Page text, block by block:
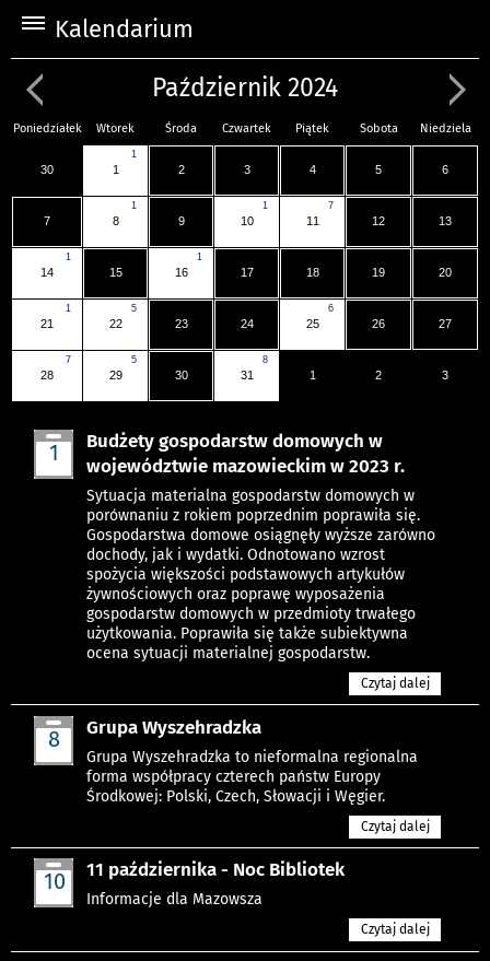
Kalendarium
Październik 2024
Poniedziałek Wtorek Środa Czwartek Piątek Sobota Niedziela
30
1
1 2 3 4 5 6
7
1
8 9
1
10
7
11 12 13
1
14 15
1
16 17 18 19 20
1
21
5
22 23 24
6
25 26 27
7
28
5
29 30
8
31 1 2 3
1
Budżety gospodarstw domowych w
województwie mazowieckim w 2023 r.
Sytuacja materialna gospodarstw domowych w
porównaniu z rokiem poprzednim poprawiła się.
Gospodarstwa domowe osiągnęły wyższe zarówno
dochody, jak i wydatki. Odnotowano wzrost
spożycia większości podstawowych artykułów
żywnościowych oraz poprawę wyposażenia
gospodarstw domowych w przedmioty trwałego
użytkowania. Poprawiła się także subiektywna
ocena sytuacji materialnej gospodarstw.
Czytaj dalej
8 Grupa Wyszehradzka
Grupa Wyszehradzka to nieformalna regionalna
forma współpracy czterech państw Europy
Środkowej: Polski, Czech, Słowacji i Węgier.
Czytaj dalej
10 11 października - Noc Bibliotek
Informacje dla Mazowsza
Czytaj dalej